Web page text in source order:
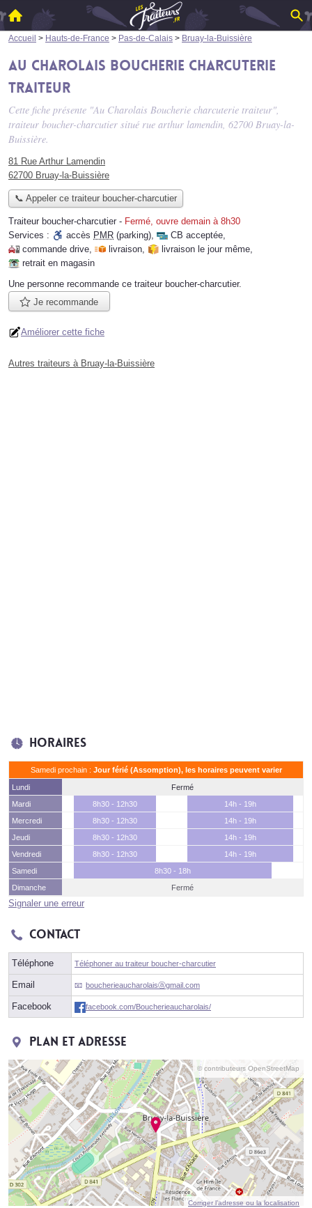
Accueil > Hauts-de-France > Pas-de-Calais > Bruay-la-Buissière
Au Charolais Boucherie charcuterie
traiteur
Cette fiche présente "Au Charolais Boucherie charcuterie traiteur",
traiteur boucher-charcutier situé rue arthur lamendin, 62700 Bruay-la-
Buissière.
81 Rue Arthur Lamendin
62700 Bruay-la-Buissière
📞 Appeler ce traiteur boucher-charcutier
Traiteur boucher-charcutier - Fermé, ouvre demain à 8h30
Services :
accès PMR (parking), CB acceptée,
commande drive, livraison, livraison le jour même,
retrait en magasin
Une personne recommande ce traiteur boucher-charcutier.
Je recommande
Améliorer cette fiche
Autres traiteurs à Bruay-la-Buissière
Horaires
Samedi prochain : Jour férié (Assomption), les horaires peuvent varier
Lundi
Fermé
Mardi
8h30 - 12h30
14h - 19h
Mercredi
8h30 - 12h30
14h - 19h
Jeudi
8h30 - 12h30
14h - 19h
Vendredi
8h30 - 12h30
14h - 19h
Samedi
8h30 - 18h
Dimanche
Fermé
Signaler une erreur
Contact
Téléphone Téléphoner au traiteur boucher-charcutier
Email boucherieaucharolaisⓐgmail.com
Facebook facebook.com/Boucherieaucharolais/
Plan et adresse
© contributeurs OpenStreetMap
Corriger l’adresse ou la localisation